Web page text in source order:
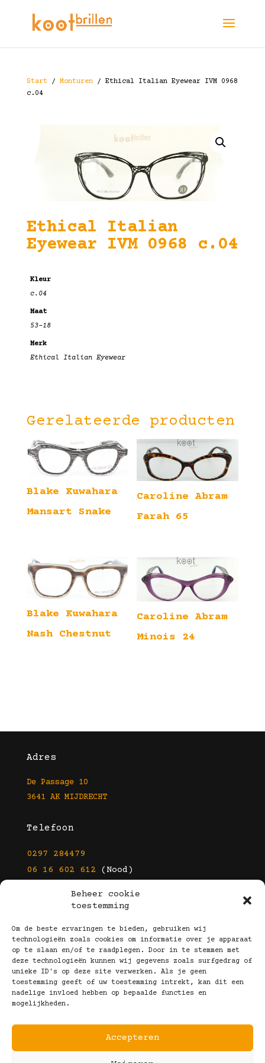
Beheer cookie
toestemming
Om de beste ervaringen te bieden, gebruiken wij
technologieën zoals cookies om informatie over je apparaat
op te slaan en/of te raadplegen. Door in te stemmen met
deze technologieën kunnen wij gegevens zoals surfgedrag of
unieke ID's op deze site verwerken. Als je geen
toestemming geeft of uw toestemming intrekt, kan dit een
nadelige invloed hebben op bepaalde functies en
mogelijkheden.
Accepteren
Start/ Monturen/ Ethical Italian Eyewear IVM 0968
c.04
Ethical Italian
Eyewear IVM 0968 c.04
Kleur
c.04
Maat
53-18
Merk
Ethical Italian Eyewear
Gerelateerde producten
Blake Kuwahara
Mansart Snake
Caroline Abram
Farah 65
Blake Kuwahara
Nash Chestnut
Caroline Abram
Minois 24
Adres
De Passage 10
3641 AK MIJDRECHT
Telefoon
0297 284479
06 16 602 612 (Nood)
info@kootbrillen.nl
Volg Ons!
Copyright © 2025 Koot Brillen